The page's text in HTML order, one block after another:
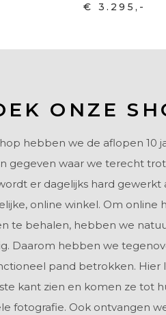
€ 3.295,-
ONZE
hebben we de aflopen 10
gegeven waar we terecht
er dagelijks hard gewerkt
online winkel. Om online
te behalen, hebben we
Daarom hebben we
pand betrokken. Hier
kant zien en komen ze tot
fotografie. Ook ontvangen